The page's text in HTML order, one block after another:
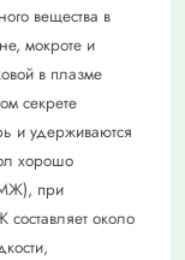
вещества в
мокроте и
в плазме
секрете
и удерживаются
хорошо
при
около